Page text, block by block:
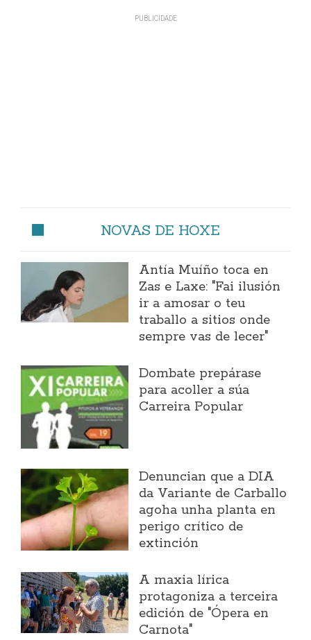
NOVAS DE HOXE
Antía Muíño toca en
Zas e Laxe: "Fai ilusión
ir a amosar o teu
traballo a sitios onde
sempre vas de lecer"
Dombate prepárase
para acoller a súa
Carreira Popular
Denuncian que a DIA
da Variante de Carballo
agoha unha planta en
perigo crítico de
extinción
A maxia lírica
protagoniza a terceira
edición de "Ópera en
Carnota"